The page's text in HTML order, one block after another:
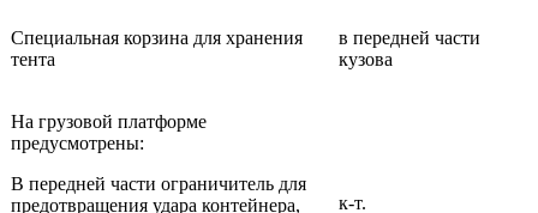
Специальная корзина для хранения
тента
в передней части
кузова
На грузовой платформе
предусмотрены:
В передней части ограничитель для
предотвращения удара контейнера,
к-т.